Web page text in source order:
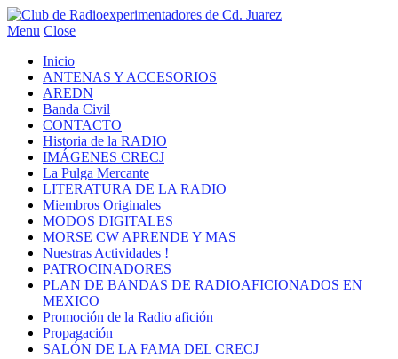
Menu Close
Inicio
ANTENAS Y ACCESORIOS
AREDN
Banda Civil
CONTACTO
Historia de la RADIO
IMÁGENES CRECJ
La Pulga Mercante
LITERATURA DE LA RADIO
Miembros Originales
MODOS DIGITALES
MORSE CW APRENDE Y MAS
Nuestras Actividades !
PATROCINADORES
PLAN DE BANDAS DE RADIOAFICIONADOS EN
MEXICO
Promoción de la Radio afición
Propagación
SALÓN DE LA FAMA DEL CRECJ